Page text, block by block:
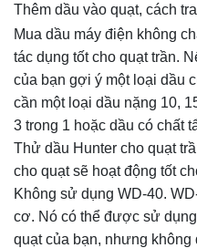
Thêm dầu vào quạt, cách
Mua dầu máy điện không
tác dụng tốt cho quạt trần.
của bạn gợi ý một loại dầu
cần một loại dầu nặng 10,
3 trong 1 hoặc dầu có chất
Thử dầu Hunter cho quạt
cho quạt sẽ hoạt động tốt
Không sử dụng WD-40.
cơ. Nó có thể được sử
quạt của bạn, nhưng không